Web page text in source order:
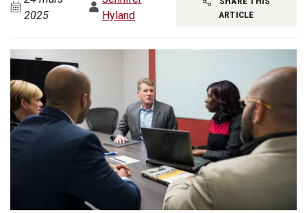
2025
Hyland
ARTICLE